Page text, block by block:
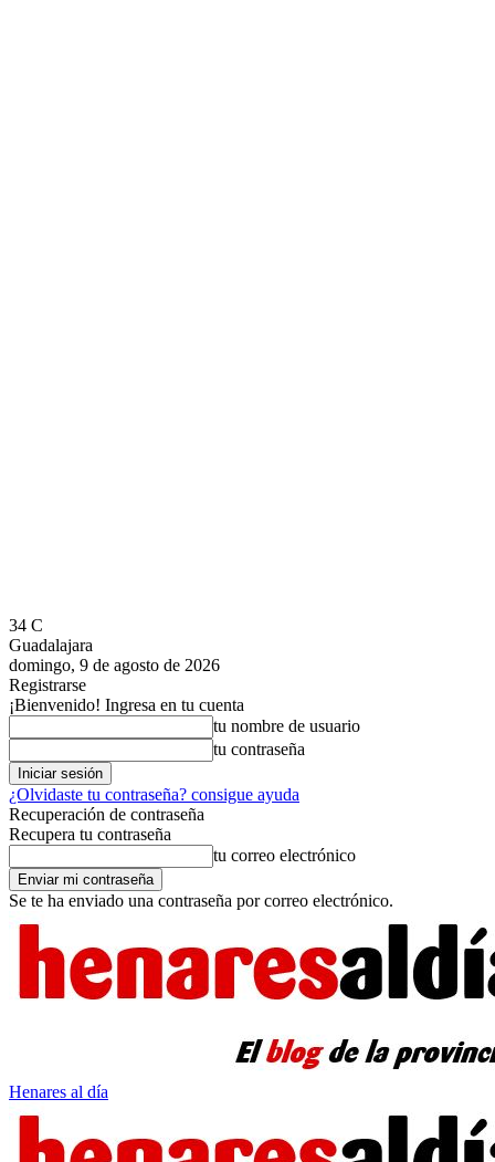
34 C
Guadalajara
domingo, 9 de agosto de 2026
Registrarse
¡Bienvenido! Ingresa en tu cuenta
tu nombre de usuario
tu contraseña
¿Olvidaste tu contraseña? consigue ayuda
Recuperación de contraseña
Recupera tu contraseña
tu correo electrónico
Se te ha enviado una contraseña por correo electrónico.
Henares al día